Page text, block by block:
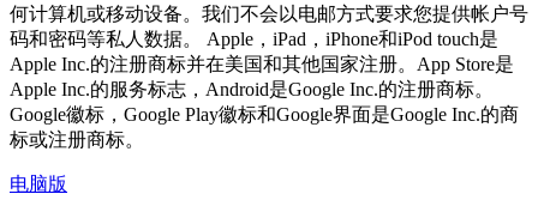
何计算机或移动设备。我们不会以电邮方式要求您提供帐户号
码和密码等私人数据。 Apple，iPad，iPhone和iPod touch是
Apple Inc.的注册商标并在美国和其他国家注册。App Store是
Apple Inc.的服务标志，Android是Google Inc.的注册商标。
Google徽标，Google Play徽标和Google界面是Google Inc.的商
标或注册商标。
电脑版